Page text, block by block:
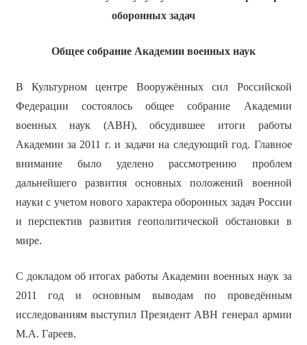
оборонных задач
Общее собрание Академии военных наук
В Культурном центре Вооружённых сил Российской
Федерации состоялось общее собрание Академии
военных наук (АВН), обсудившее итоги работы
Академии за 2011 г. и задачи на следующий год. Главное
внимание было уделено рассмотрению проблем
дальнейшего развития основных положений военной
науки с учетом нового характера оборонных задач России
и перспектив развития геополитической обстановки в
мире.
С докладом об итогах работы Академии военных наук за
2011 год и основным выводам по проведённым
исследованиям выступил Президент АВН генерал армии
М.А. Гареев.